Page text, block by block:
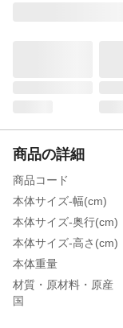
商品の詳細
商品コード
本体サイズ-幅(cm)
本体サイズ-奥行(cm)
本体サイズ-高さ(cm)
本体重量
材質・原材料・原産
国